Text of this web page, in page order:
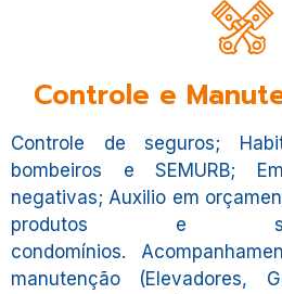
Controle e
Controle de seguros;
bombeiros e SEMURB;
negativas; Auxilio em
produtos e
condomínios.
manutenção (Elevadores,